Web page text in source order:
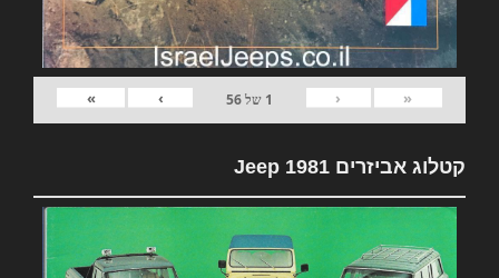
«
‹
1 של56
›
»
קטלוג אביזרים 1981 Jeep